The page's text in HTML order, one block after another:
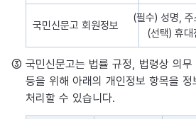
국민신문고 회원정보
(필수) 성명,
(선택) 휴
③ 국민신문고는 법률 규정, 법령상 의무
등을 위해 아래의 개인정보 항목을 정
처리할 수 있습니다.